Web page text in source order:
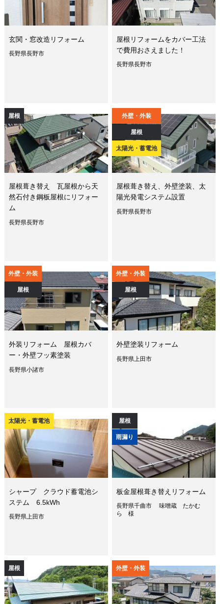
玄関・窓改造リフォーム
長野県長野市
屋根リフォームをカバー工法
で費用おさえました！
長野県長野市
屋根
屋根葺き替え 瓦屋根から天
然石付き鋼板屋根にリフォー
ム
長野県長野市
外壁・外装
屋根
太陽光・蓄電池
屋根葺き替え、外壁塗装、太
陽光発電システム設置
長野県長野市
外壁・外装
屋根
外装リフォーム 屋根カバ
ー・外壁フッ素塗装
長野県小諸市
外壁・外装
屋根
外壁塗装リフォーム
長野県上田市
太陽光・蓄電池
シャープ クラウド蓄電池シ
ステム 6.5kWh
長野県上田市
屋根
雨漏り
板金屋根葺き替えリフォーム
長野県千曲市 味噌蔵 たかむ
ら 様
屋根 外壁・外装